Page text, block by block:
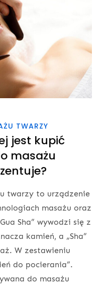
TWARZY
jest kupić
masażu
twarzy to urządzenie
masażu oraz
Sha” wywodzi się z
kamień, a „Sha”
W zestawieniu
do pocierania”.
do masażu